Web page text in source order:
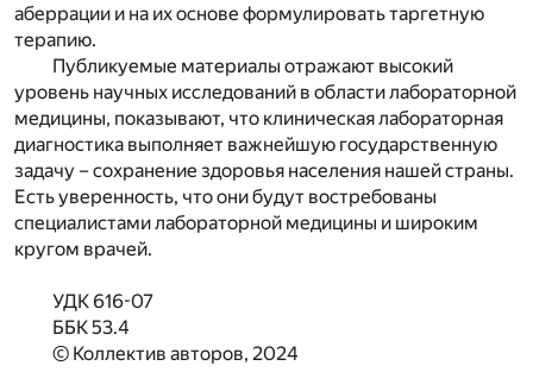
аберрации и на их основе формулировать таргетную
терапию.
Публикуемые материалы отражают высокий
уровень научных исследований в области лабораторной
медицины, показывают, что клиническая лабораторная
диагностика выполняет важнейшую государственную
задачу – сохранение здоровья населения нашей страны.
Есть уверенность, что они будут востребованы
специалистами лабораторной медицины и широким
кругом врачей.
УДК 616-07
ББК 53.4
© Коллектив авторов, 2024